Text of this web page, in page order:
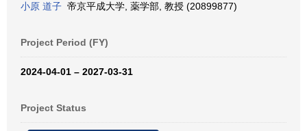
小原 道子 帝京平成大学, 薬学部, 教授 (20899877)
Project Period (FY)
2024-04-01 – 2027-03-31
Project Status